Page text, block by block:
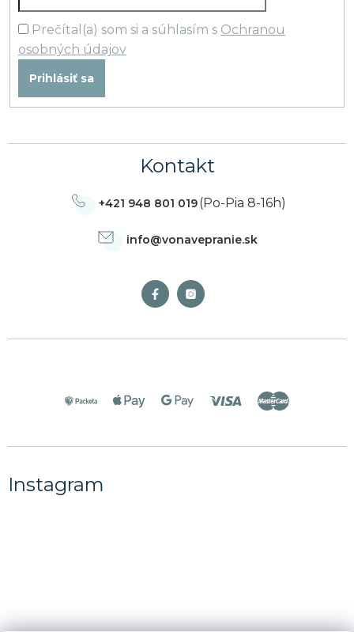
Prečítal(a) som si a súhlasím s Ochranou
osobných údajov
Prihlásiť sa
Kontakt
info@vonavepranie.sk
+421 948 801 019(Po-Pia 8-16h)
Instagram